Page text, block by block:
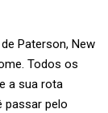
Paterson, New
Todos os
a sua rota
passar pelo